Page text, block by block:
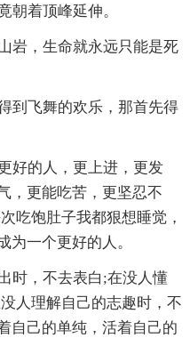
朝着顶峰延伸。
岩，生命就永远只能是死
到飞舞的欢乐，那首先得
好的人，更上进，更发
，更能吃苦，更坚忍不
吃饱肚子我都狠想睡觉，
为一个更好的人。
时，不去表白;在没人懂
人理解自己的志趣时，不
自己的单纯，活着自己的